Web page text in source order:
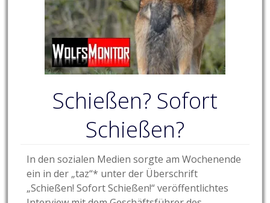
Schießen? Sofort
Schießen?
In den sozialen Medien sorgte am Wochenende
ein in der „taz“* unter der Überschrift
„Schießen! Sofort Schießen!“ veröffentlichtes